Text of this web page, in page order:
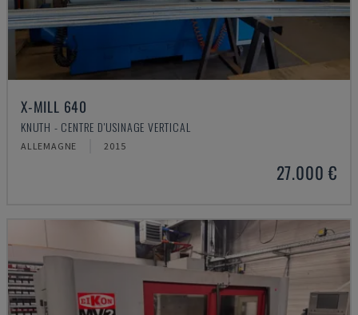
X-MILL 640
KNUTH - CENTRE D'USINAGE VERTICAL
ALLEMAGNE 2015
27.000 €